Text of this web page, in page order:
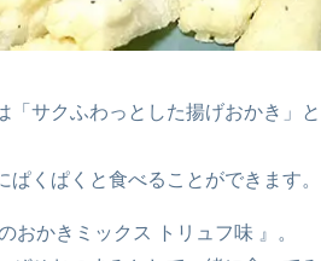
サクふわっとした揚げおかき」と
くぱくと食べることができます。
かきミックス トリュフ味 』。